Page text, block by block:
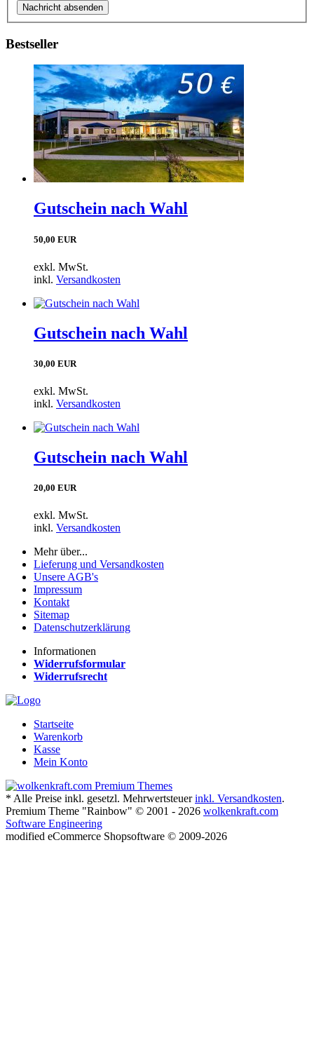
Bestseller
Gutschein nach Wahl
50,00 EUR
exkl. MwSt.
inkl. Versandkosten
Gutschein nach Wahl
30,00 EUR
exkl. MwSt.
inkl. Versandkosten
Gutschein nach Wahl
20,00 EUR
exkl. MwSt.
inkl. Versandkosten
Mehr über...
Lieferung und Versandkosten
Unsere AGB's
Impressum
Kontakt
Sitemap
Datenschutzerklärung
Informationen
Widerrufsformular
Widerrufsrecht
Startseite
Warenkorb
Kasse
Mein Konto
* Alle Preise inkl. gesetzl. Mehrwertsteuerinkl. Versandkosten.
Premium Theme "Rainbow" © 2001 - 2026 wolkenkraft.com
Software Engineering
modified eCommerce Shopsoftware © 2009-2026